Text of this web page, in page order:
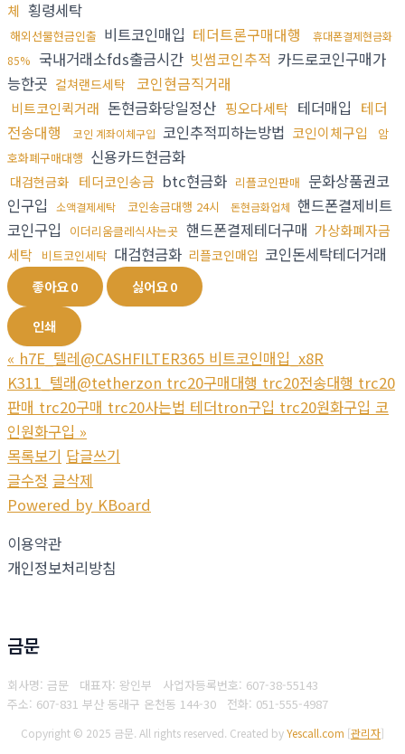
체 횡령세탁
해외선물현금인출 비트코인매입 테더트론구매대행
휴대폰결제현금화
85%
국내거래소fds출금시간 빗썸코인추적 카드로코인구매가
능한곳 컬쳐랜드세탁 코인현금직거래
비트코인퀵거래 돈현금화당일정산 핑오다세탁 테더매입 테더
전송대행
코인 계좌이체구입 코인추적피하는방법 코인이체구입
암
호화폐구매대행 신용카드현금화
대검현금화 테더코인송금 btc현금화 리플코인판매 문화상품권코
인구입
소액결제세탁 코인송금대행 24시 돈현금화업체 핸드폰결제비트
코인구입
이더리움클레식사는곳 핸드폰결제테더구매 가상화폐자금
세탁 비트코인세탁 대검현금화 리플코인매입 코인돈세탁테더거래
좋아요0 싫어요0
인쇄
« h7E_텔레@CASHFILTER365 비트코인매입_x8R
K311_텔래@tetherzon trc20구매대행 trc20전송대행 trc20
판매 trc20구매 trc20사는법 테더tron구입 trc20원화구입 코
인원화구입 »
목록보기 답글쓰기
글수정 글삭제
Powered by KBoard
이용약관
개인정보처리방침
금문
회사명: 금문 대표자: 왕인부 사업자등록번호: 607-38-55143
주소: 607-831 부산 동래구 온천동 144-30 전화: 051-555-4987
Copyright © 2025 금문. All rights reserved. Created byYescall.com [관리자]